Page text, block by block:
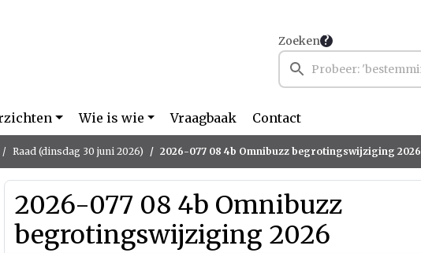
Zoeken
Wie is wie Vraagbaak Contact
Raad (dinsdag 30 juni 2026) 2026-077 08 4b Omnibuzz begrotingswijziging 2026
2026-077 08 4b Omnibuzz
begrotingswijziging 2026